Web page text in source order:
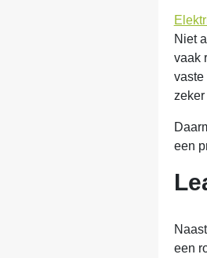
Niet
vaak
vaste
een
een